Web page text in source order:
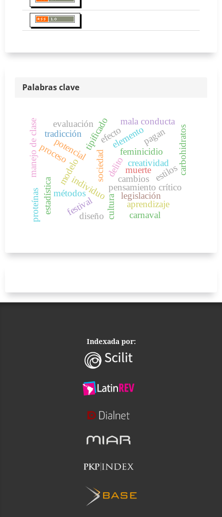
Palabras clave
elemento
creatividad
individuo
sociedad
pensamiento crítico
potencial
métodos
feminicidio
delito
legislación
tipificado
estadística
muerte
evaluación
modelo
proceso
cambios estilos
aprendizaje
carnaval
pagan
cultura
festival
tradicción
mala conducta
manejo de clase carbohidratos
proteínas
efecto
diseño
Indexada por: